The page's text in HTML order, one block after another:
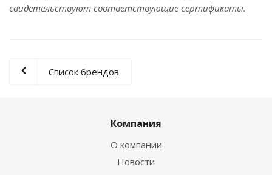
свидетельствуют соответствующие сертификаты.
Список брендов
Компания
О компании
Новости